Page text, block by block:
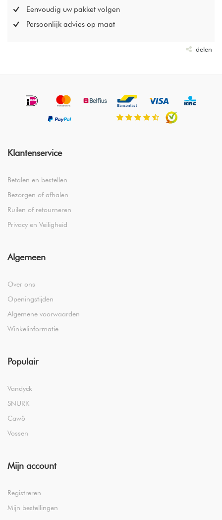
Eenvoudig uw pakket volgen
Persoonlijk advies op maat
delen
Klantenservice
Betalen en bestellen
Bezorgen of afhalen
Ruilen of retourneren
Privacy en Veiligheid
Algemeen
Over ons
Openingstijden
Algemene voorwaarden
Winkelinformatie
Populair
Vandyck
SNURK
Cawö
Vossen
Mijn account
Registreren
Mijn bestellingen